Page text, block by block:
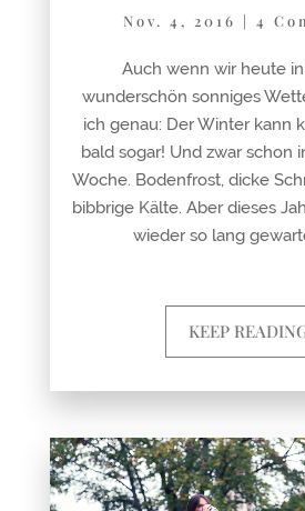
Nov. 4, 2016 | 4
Auch wenn wir heute
wunderschön sonniges
ich genau: Der Winter kann
bald sogar! Und zwar schon
Woche. Bodenfrost, dicke
bibbrige Kälte. Aber dieses
wieder so lang
KEEP